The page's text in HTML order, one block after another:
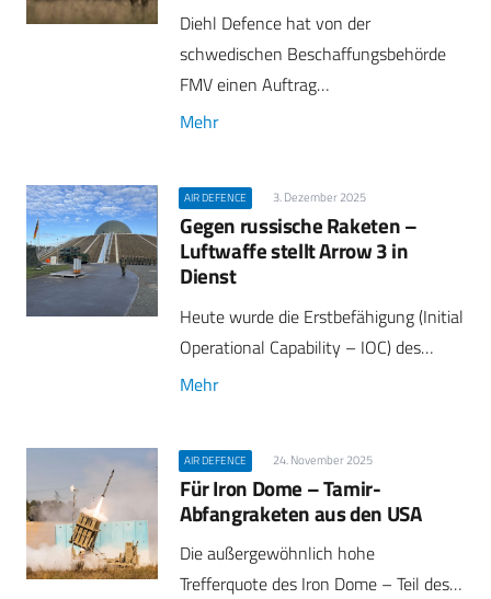
Diehl Defence hat von der
schwedischen Beschaffungsbehörde
FMV einen Auftrag…
Mehr
AIR DEFENCE 3. Dezember 2025
Gegen russische Raketen –
Luftwaffe stellt Arrow 3 in
Dienst
Heute wurde die Erstbefähigung (Initial
Operational Capability – IOC) des…
Mehr
AIR DEFENCE 24. November 2025
Für Iron Dome – Tamir-
Abfangraketen aus den USA
Die außergewöhnlich hohe
Trefferquote des Iron Dome – Teil des…